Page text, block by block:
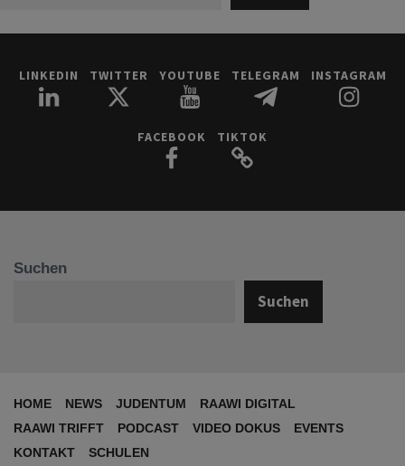
LINKEDIN TWITTER YOUTUBE TELEGRAM INSTAGRAM
FACEBOOK TIKTOK
Suchen
Suchen
HOME NEWS JUDENTUM
RAAWI DIGITAL
RAAWI TRIFFT
PODCAST VIDEO DOKUS
EVENTS
KONTAKT
SCHULEN